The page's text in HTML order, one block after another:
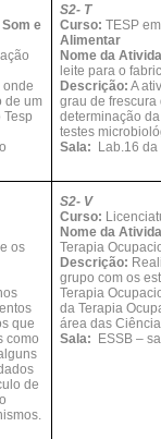
Som e
onde
de um
S2- T
Curso:TESP
Alimentar
Nome da
leite para o
Descrição: A
grau de
determinação
testes
Sala:
Lab.16 da
os
que
como
de
S2- V
Curso:
Nome da
Terapia
Descrição:
grupo com os
Terapia
da Terapia
área das
Sala:
ESSB –